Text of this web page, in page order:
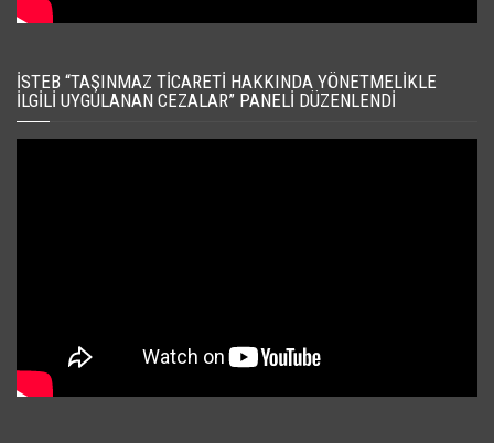
İSTEB “TAŞINMAZ TICARETI HAKKINDA YÖNETMELIKLE
İLGILI UYGULANAN CEZALAR” PANELI DÜZENLENDI